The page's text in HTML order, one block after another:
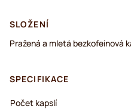
SLOŽENÍ
Pražená a mletá bezkofeinová
SPECIFIKACE
Počet kapslí